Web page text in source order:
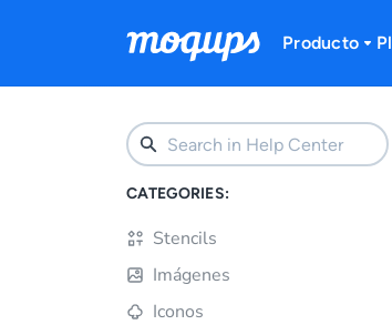
Producto
CATEGORIES:
Stencils
Imágenes
Iconos